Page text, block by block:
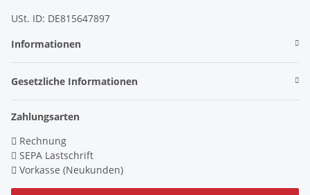
USt. ID: DE815647897
Informationen
Gesetzliche Informationen
Zahlungsarten
Rechnung
SEPA Lastschrift
Vorkasse (Neukunden)